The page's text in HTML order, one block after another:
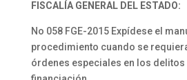
FISCALÍA GENERAL DEL ESTADO:
No 058 FGE-2015 Expídese el
procedimiento cuando se
órdenes especiales en los